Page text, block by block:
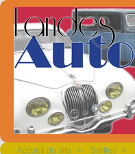
Accueil du site > Sorties >